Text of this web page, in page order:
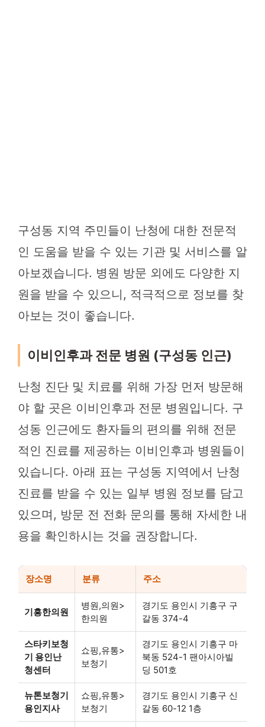
구성동 지역 주민들이 난청에 대한 전문적
인 도움을 받을 수 있는 기관 및 서비스를 알
아보겠습니다. 병원 방문 외에도 다양한 지
원을 받을 수 있으니, 적극적으로 정보를 찾
아보는 것이 좋습니다.
이비인후과 전문 병원 (구성동 인근)
난청 진단 및 치료를 위해 가장 먼저 방문해
야 할 곳은 이비인후과 전문 병원입니다. 구
성동 인근에도 환자들의 편의를 위해 전문
적인 진료를 제공하는 이비인후과 병원들이
있습니다. 아래 표는 구성동 지역에서 난청
진료를 받을 수 있는 일부 병원 정보를 담고
있으며, 방문 전 전화 문의를 통해 자세한 내
용을 확인하시는 것을 권장합니다.
장소명 분류 주소
기흥한의원
병원,의원>
한의원
경기도 용인시 기흥구 구
갈동 374-4
스타키보청
기 용인난
청센터
쇼핑,유통>
보청기
경기도 용인시 기흥구 마
북동 524-1 팬아시아빌
딩 501호
뉴톤보청기
용인지사
쇼핑,유통>
보청기
경기도 용인시 기흥구 신
갈동 60-12 1층